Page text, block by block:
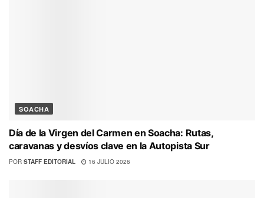
SOACHA
Día de la Virgen del Carmen en Soacha: Rutas,
caravanas y desvíos clave en la Autopista Sur
POR STAFF EDITORIAL 16 JULIO 2026